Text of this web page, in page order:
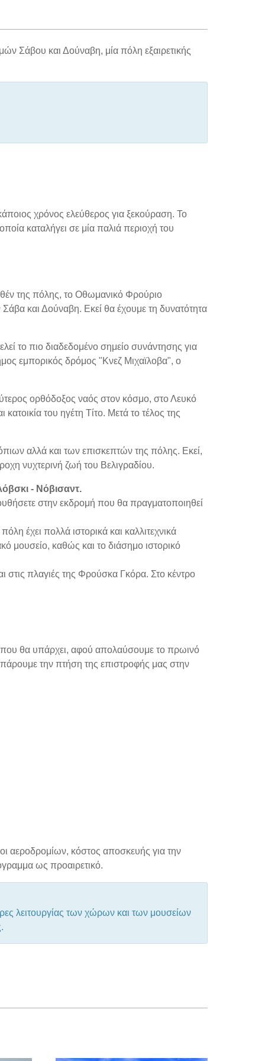
Σάβου και Δούναβη, μία πόλη εξαιρετικής
χρόνος ελεύθερος για ξεκούραση. Το
καταλήγει σε μία παλιά περιοχή του
της πόλης, το Οθωμανικό Φρούριο
και Δούναβη. Εκεί θα έχουμε τη δυνατότητα
το πιο διαδεδομένο σημείο συνάντησης για
εμπορικός δρόμος "Κνεζ Μιχαϊλοβα", ο
ορθόδοξος ναός στον κόσμο, στο Λευκό
του ηγέτη Τίτο. Μετά το τέλος της
αλλά και των επισκεπτών της πόλης. Εκεί,
νυχτερινή ζωή του Βελιγραδίου.
- Νόβισαντ.
στην εκδρομή που θα πραγματοποιηθεί
έχει πολλά ιστορικά και καλλιτεχνικά
μουσείο, καθώς και το διάσημο ιστορικό
στις πλαγιές της Φρούσκα Γκόρα. Στο κέντρο
που θα υπάρχει, αφού απολαύσουμε το πρωινό
την πτήση της επιστροφής μας στην
αεροδρομίων, κόστος αποσκευής για την
ως προαιρετικό.
λειτουργίας των χώρων και των μουσείων